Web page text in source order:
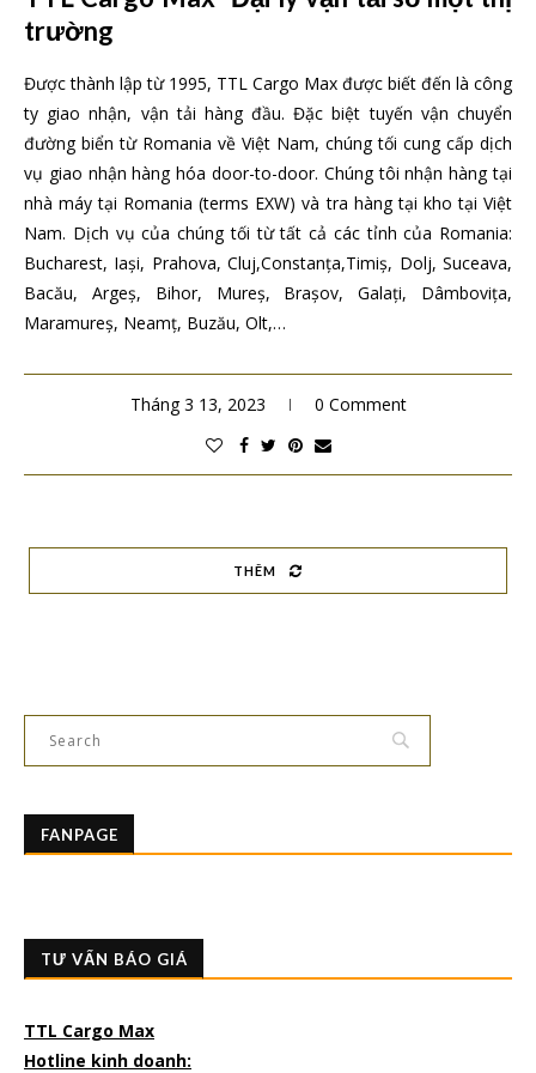
trường
Được thành lập từ 1995, TTL Cargo Max được biết đến là công
ty giao nhận, vận tải hàng đầu. Đặc biệt tuyến vận chuyển
đường biển từ Romania về Việt Nam, chúng tối cung cấp dịch
vụ giao nhận hàng hóa door-to-door. Chúng tôi nhận hàng tại
nhà máy tại Romania (terms EXW) và tra hàng tại kho tại Việt
Nam. Dịch vụ của chúng tối từ tất cả các tỉnh của Romania:
Bucharest, Iași, Prahova, Cluj,Constanța,Timiș, Dolj, Suceava,
Bacău, Argeș, Bihor, Mureș, Brașov, Galați, Dâmbovița,
Maramureș, Neamț, Buzău, Olt,…
Tháng 3 13, 2023 0 Comment
THÊM
FANPAGE
TƯ VẤN BÁO GIÁ
TTL Cargo Max
Hotline kinh doanh: